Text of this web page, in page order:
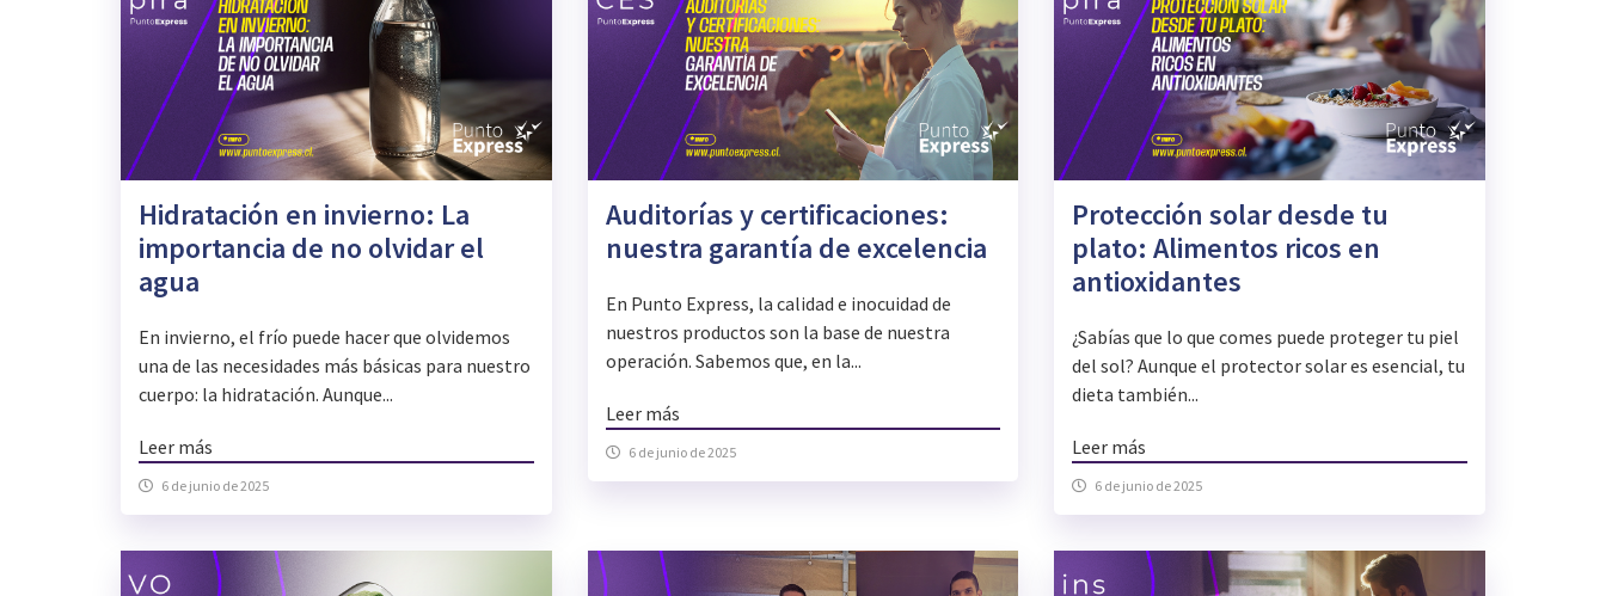
Hidratación en invierno: La
importancia de no olvidar el
agua
En invierno, el frío puede hacer que olvidemos
una de las necesidades más básicas para nuestro
cuerpo: la hidratación. Aunque...
Leer más
6 de junio de 2025
Auditorías y certificaciones:
nuestra garantía de excelencia
En Punto Express, la calidad e inocuidad de
nuestros productos son la base de nuestra
operación. Sabemos que, en la...
Leer más
6 de junio de 2025
Protección solar desde tu
plato: Alimentos ricos en
antioxidantes
¿Sabías que lo que comes puede proteger tu piel
del sol? Aunque el protector solar es esencial, tu
dieta también...
Leer más
6 de junio de 2025